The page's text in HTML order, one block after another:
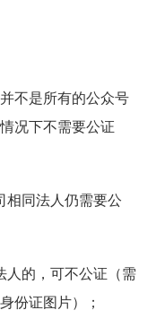
不是所有的公众号
况下不需要公证
相同法人仍需要公
人的，可不公证（需
份证图片）；